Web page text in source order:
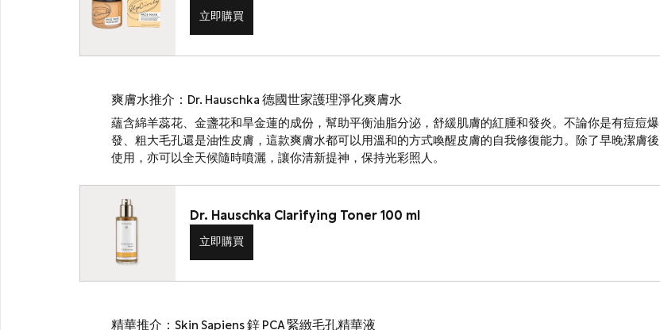
立即購買
爽膚水推介：Dr. Hauschka 德國世家護理淨化爽膚水
蘊含綿羊蕊花、金盞花和旱金蓮的成份，幫助平衡油脂分泌，舒緩肌膚的紅腫和發炎。不論你是有痘痘爆
發、粗大毛孔還是油性皮膚，這款爽膚水都可以用溫和的方式喚醒皮膚的自我修復能力。除了早晚潔膚後
使用，亦可以全天候隨時噴灑，讓你清新提神，保持光彩照人。
Dr. Hauschka Clarifying Toner 100 ml
立即購買
精華推介：Skin Sapiens 鋅 PCA 緊緻毛孔精華液